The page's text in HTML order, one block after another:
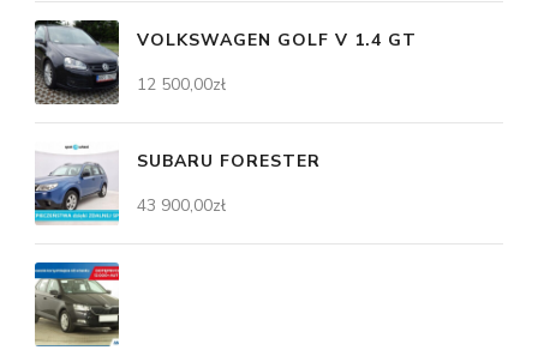
VOLKSWAGEN GOLF V 1.4 GT
12 500,00zł
SUBARU FORESTER
43 900,00zł